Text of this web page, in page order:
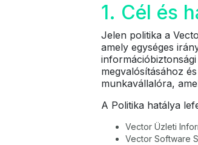
1. Cél és
Jelen politika a
amely egységes
megvalósításához
munkavállalóra,
A Politika hatálya
Vector Üzleti
Vector Software